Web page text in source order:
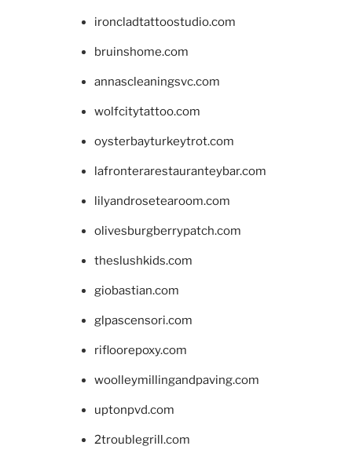
ironcladtattoostudio.com
bruinshome.com
annascleaningsvc.com
wolfcitytattoo.com
oysterbayturkeytrot.com
lafronterarestauranteybar.com
lilyandrosetearoom.com
olivesburgberrypatch.com
theslushkids.com
giobastian.com
glpascensori.com
rifloorepoxy.com
woolleymillingandpaving.com
uptonpvd.com
2troublegrill.com